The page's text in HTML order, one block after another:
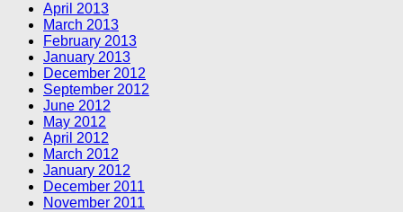
April 2013
March 2013
February 2013
January 2013
December 2012
September 2012
June 2012
May 2012
April 2012
March 2012
January 2012
December 2011
November 2011